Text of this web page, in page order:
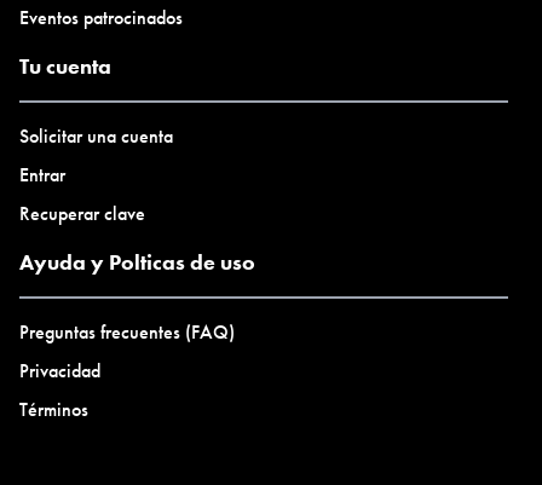
Eventos patrocinados
Tu cuenta
Solicitar una cuenta
Entrar
Recuperar clave
Ayuda y Polticas de uso
Preguntas frecuentes (FAQ)
Privacidad
Términos